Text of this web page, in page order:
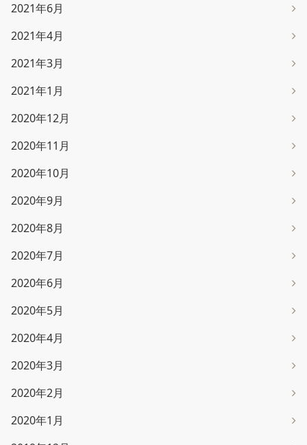
2021年6月
2021年4月
2021年3月
2021年1月
2020年12月
2020年11月
2020年10月
2020年9月
2020年8月
2020年7月
2020年6月
2020年5月
2020年4月
2020年3月
2020年2月
2020年1月